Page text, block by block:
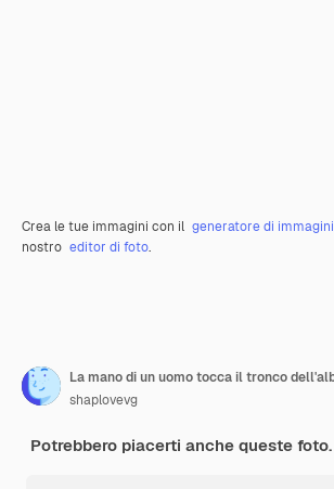
Crea le tue immagini con il generatore di immagini
nostro editor di foto.
shaplovevg
Potrebbero piacerti anche queste foto.